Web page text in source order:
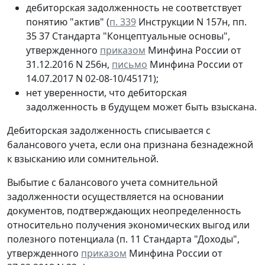
дебиторская задолженность не соответствует
понятию "актив" (п. 339 Инструкции N 157н, пп.
35 37 Стандарта "Концептуальные основы",
утвержденного приказом Минфина России от
31.12.2016 N 256н, письмо Минфина России от
14.07.2017 N 02-08-10/45171);
нет уверенности, что дебиторская
задолженность в будущем может быть взыскана.
Дебиторская задолженность списывается с
балансового учета, если она признана безнадежной
к взысканию или сомнительной.
Выбытие с балансового учета сомнительной
задолженности осуществляется на основании
документов, подтверждающих неопределенность
относительно получения экономических выгод или
полезного потенциала (п. 11 Стандарта "Доходы",
утвержденного приказом Минфина России от